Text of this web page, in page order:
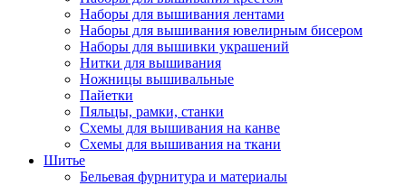
Наборы для вышивания лентами
Наборы для вышивания ювелирным бисером
Наборы для вышивки украшений
Нитки для вышивания
Ножницы вышивальные
Пайетки
Пяльцы, рамки, станки
Схемы для вышивания на канве
Схемы для вышивания на ткани
Шитье
Бельевая фурнитура и материалы